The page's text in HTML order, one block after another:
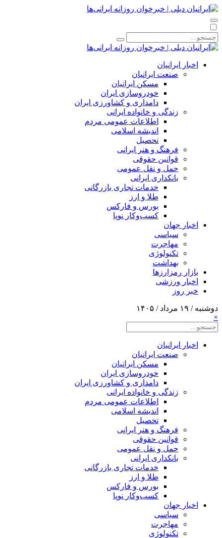
اخبار ایرانیان
صنعت ایرانیان
مسکن ایرانیان
خودروسازی ایران
دامداری و کشاورزی ایران
زندگی و خانواده ایرانی
اطلاعات عمومی مردم
اندیشه اسلامی
تحصیل
فرهنگ و هنر ایرانی
قوانین حقوقی
حمل و نقل عمومی
بانکداری ایرانی
خدمات تجاری بازرگانی
طلا و ارز
بورس و فارکس
کسب‌وکار نوپا
اخبار جهان
سیاسی
مهاجرت
تکنولوژی
بهداشت
بازار رمزارزها
اخبار ورزشی
خبر روز
دوشنبه / ۱۹ مرداد / ۱۴۰۵
×
اخبار ایرانیان
صنعت ایرانیان
مسکن ایرانیان
خودروسازی ایران
دامداری و کشاورزی ایران
زندگی و خانواده ایرانی
اطلاعات عمومی مردم
اندیشه اسلامی
تحصیل
فرهنگ و هنر ایرانی
قوانین حقوقی
حمل و نقل عمومی
بانکداری ایرانی
خدمات تجاری بازرگانی
طلا و ارز
بورس و فارکس
کسب‌وکار نوپا
اخبار جهان
سیاسی
مهاجرت
تکنولوژی